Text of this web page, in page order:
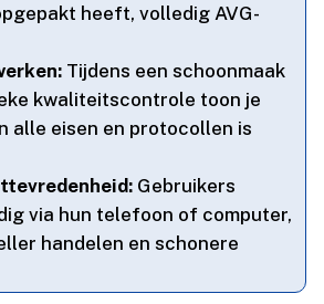
heeft, volledig AVG-
Tijdens een schoonmaak
kwaliteitscontrole toon je
alle eisen en protocollen is
Gebruikers
via hun telefoon of computer,
handelen en schonere